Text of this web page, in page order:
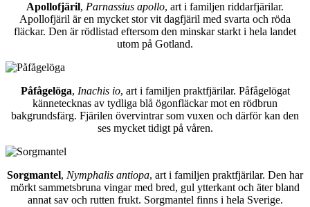
Apollofjäril, Parnassius apollo, art i familjen riddarfjärilar.
Apollofjäril är en mycket stor vit dagfjäril med svarta och röda
fläckar. Den är rödlistad eftersom den minskar starkt i hela landet
utom på Gotland.
Påfågelöga, Inachis io, art i familjen praktfjärilar. Påfågelögat
kännetecknas av tydliga blå ögonfläckar mot en rödbrun
bakgrundsfärg. Fjärilen övervintrar som vuxen och därför kan den
ses mycket tidigt på våren.
Sorgmantel, Nymphalis antiopa, art i familjen praktfjärilar. Den har
mörkt sammetsbruna vingar med bred, gul ytterkant och äter bland
annat sav och rutten frukt. Sorgmantel finns i hela Sverige.